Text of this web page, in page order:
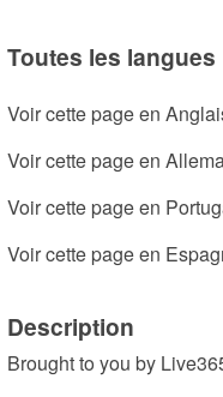
Toutes les langues
Voir cette page en
Voir cette page en
Voir cette page en
Voir cette page en
Description
Brought to you by